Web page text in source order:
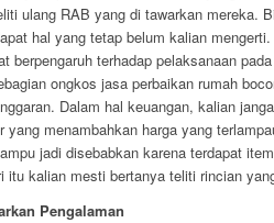
ulang RAB yang di tawarkan mereka.
hal yang tetap belum kalian
berpengaruh terhadap pelaksanaan
ongkos jasa perbaikan rumah
Dalam hal keuangan, kalian
yang menambahkan harga yang
jadi disebabkan karena terdapat
itu kalian mesti bertanya teliti rincian
Pengalaman